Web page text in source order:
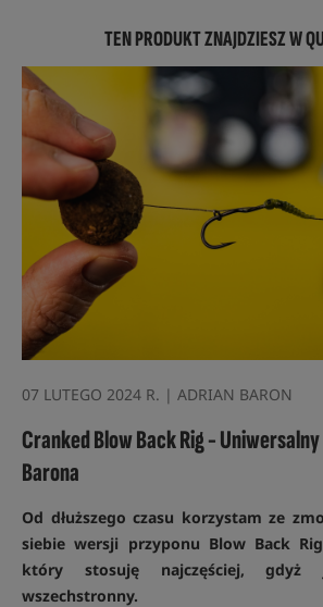
TEN PRODUKT ZNAJDZIESZ W
07 LUTEGO 2024 R. | ADRIAN BARON
Cranked Blow Back Rig -
Barona
Od dłuższego czasu korzystam ze
siebie wersji przyponu Blow Back
który stosuję najczęściej,
wszechstronny.